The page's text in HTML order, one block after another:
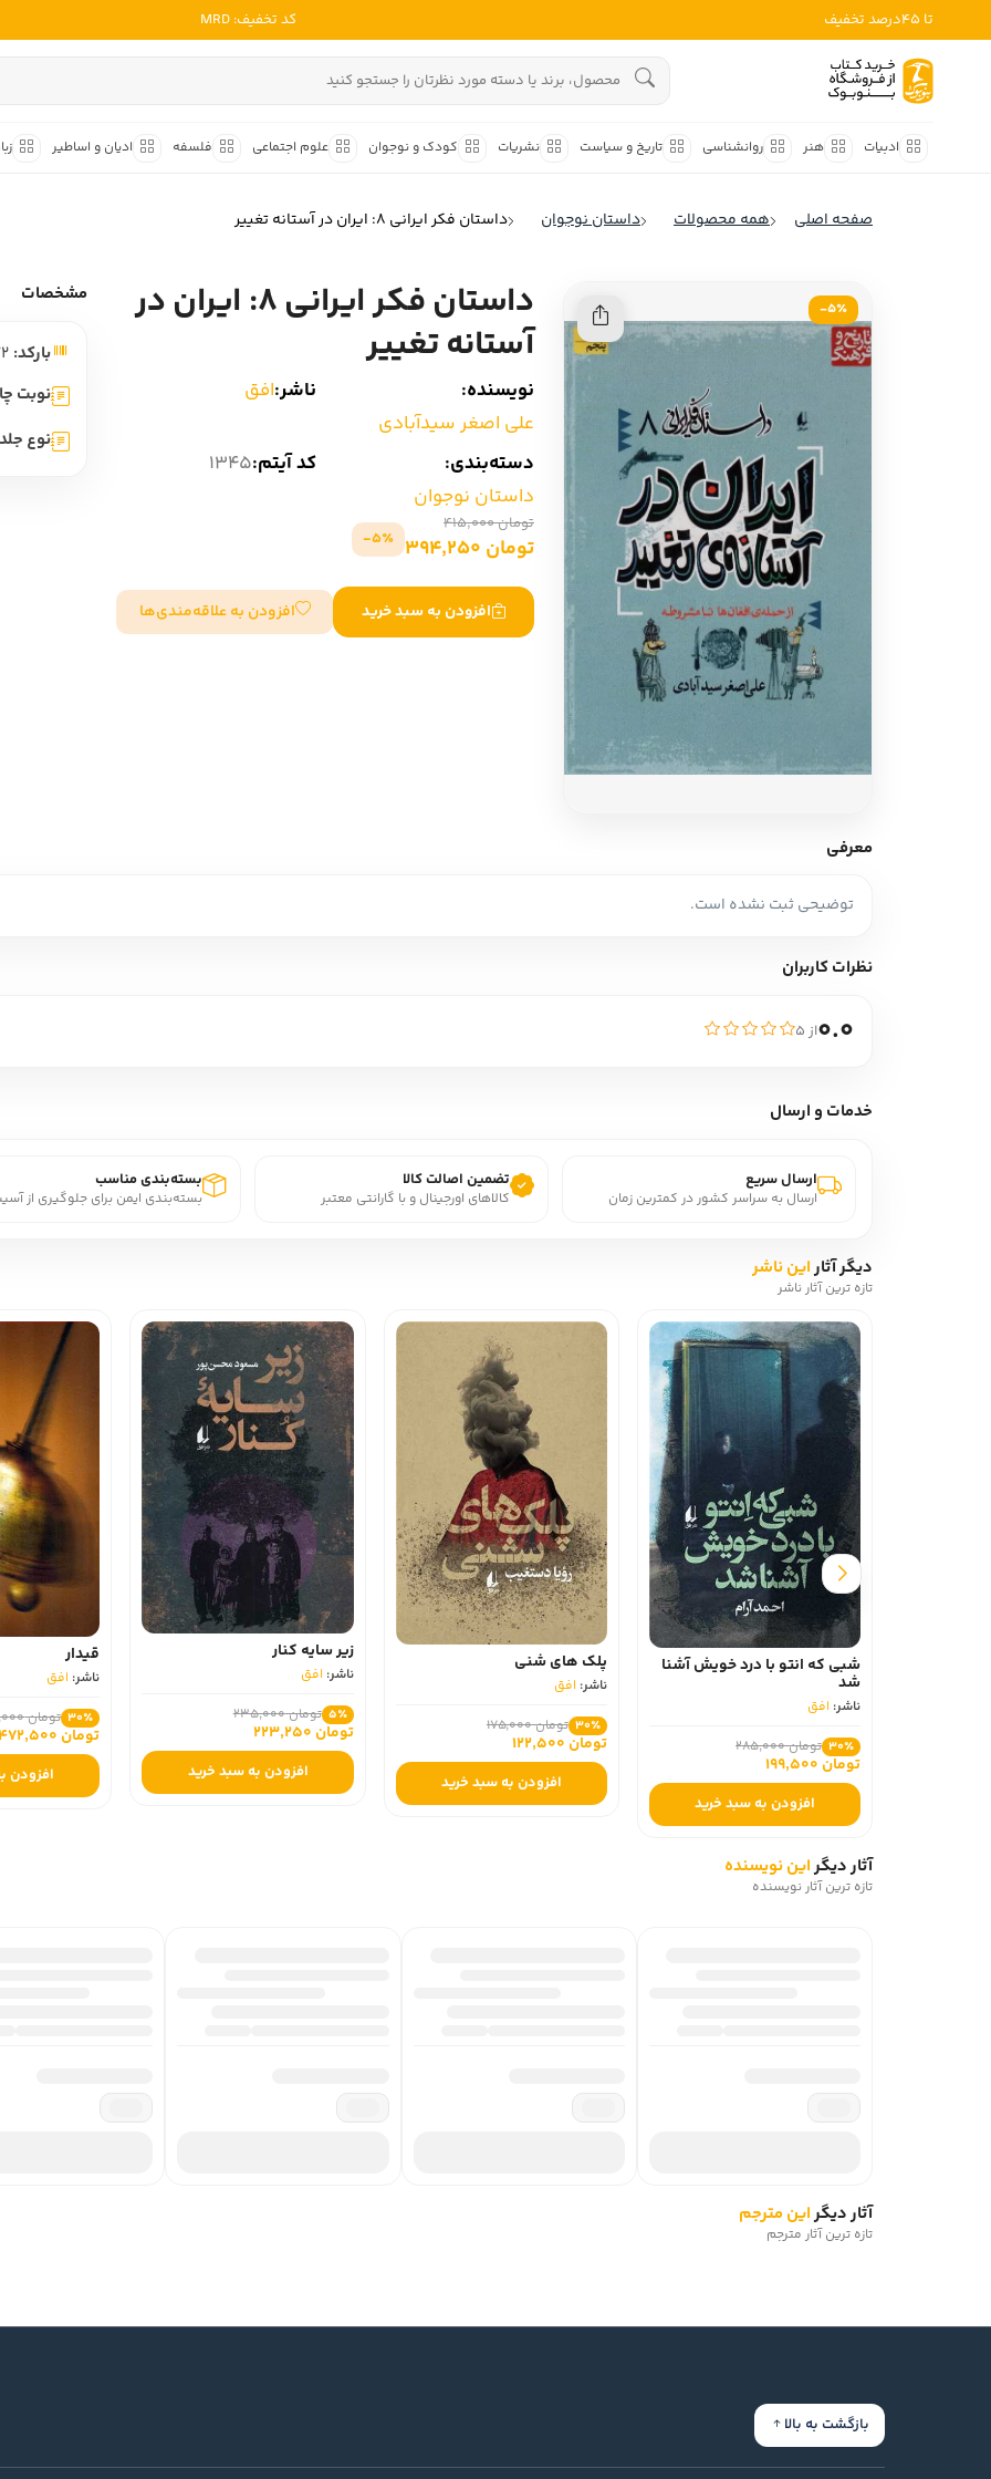
تا 45درصد تخفیف کد تخفیف: MRD
ادبیات هنر روانشناسی تاریخ و سیاست نشریات کودک و نوجوان علوم اجتماعی فلسفه ادیان و اساطیر
ادبیات ایران
ادبیات فرانسه
ادبیات ایتالیا
ادبیات روسیه
ادبیات آمریکای لاتین
ادبیات آلمان
ادبیات ترکیه
ادبیات آسیا
سایر کشورهای اروپا
داستان کوتاه ایرانی
شعر
شرح و
ادبیات
جستار و مقاله
زبان شناسی
ادبیات
کودک و نوجوان
ادبیات ملل
ادبیات انگلیس
ادبیات ایتالیا
سایر کشورهای اروپا
داستان کوتاه
صفحه اصلی همه محصولات داستان نوجوان داستان فکر ایرانی 8: ایران در آستانه تغییر
5٪-
داستان فکر ایرانی 8: ایران در
آستانه تغییر
نویسنده:
علی اصغر سیدآبادی
ناشر:افق
دسته‌بندی:
داستان نوجوان
کد آیتم:1345
تومان 415,000
تومان 394,250 5٪-
افزودن به سبد خرید افزودن به علاقه‌مندی‌ها
مشخصات
بارکد:
نوبت
نوع
معرفی
توضیحی ثبت نشده است.
نظرات کاربران
0.0از ۵
خدمات و ارسال
ارسال سریع
ارسال به سراسر کشور در کمترین زمان
تضمین اصالت کالا
کالاهای اورجینال و با گارانتی معتبر
بسته‌بندی مناسب
بسته‌بندی ایمن برای جلوگیری از
دیگر آثاراین ناشر
تازه ترین آثار ناشر
شبی که انتو با درد خویش آشنا
شد
ناشر: افق
30٪ تومان 285,000
تومان 199,500
افزودن به سبد خرید
پلک های شنی
ناشر: افق
30٪ تومان 175,000
تومان 122,500
افزودن به سبد خرید
زیر سایه کنار
ناشر: افق
5٪ تومان 235,000
تومان 223,250
افزودن به سبد خرید
قیدار
ناشر: افق
30٪ تومان 675,000
تومان 472,500
افزودن
آثار دیگراین نویسنده
تازه ترین آثار نویسنده
آثار دیگر این مترجم
تازه ترین آثار مترجم
بازگشت به بالا